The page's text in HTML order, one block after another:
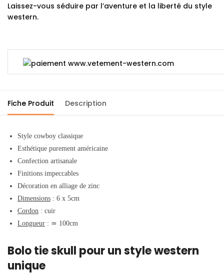
Laissez-vous séduire par l’aventure et la liberté du style
western.
Fiche Produit Description
Style cowboy classique
Esthétique purement américaine
Confection artisanale
Finitions impeccables
Décoration en alliage de zinc
Dimensions : 6 x 5cm
Cordon : cuir
Longueur : ≃ 100cm
Bolo tie skull pour un style western
unique